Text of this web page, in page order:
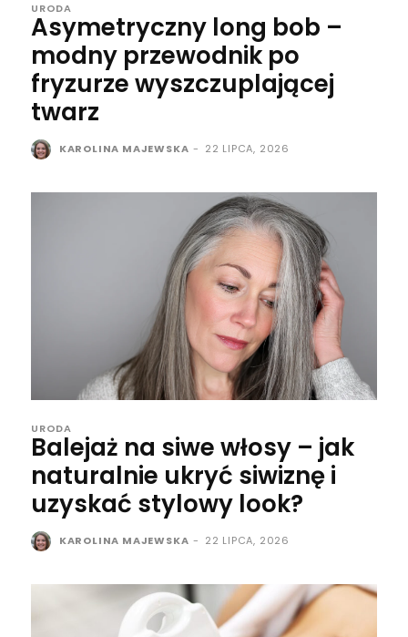
URODA
Asymetryczny long bob –
modny przewodnik po
fryzurze wyszczuplającej
twarz
KAROLINA MAJEWSKA - 22 LIPCA, 2026
URODA
Balejaż na siwe włosy – jak
naturalnie ukryć siwiznę i
uzyskać stylowy look?
KAROLINA MAJEWSKA - 22 LIPCA, 2026